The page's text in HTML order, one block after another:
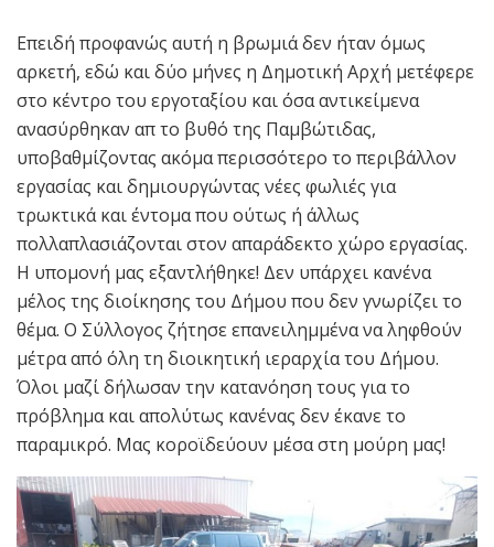
Επειδή προφανώς αυτή η βρωμιά δεν ήταν όμως
αρκετή, εδώ και δύο μήνες η Δημοτική Αρχή μετέφερε
στο κέντρο του εργοταξίου και όσα αντικείμενα
ανασύρθηκαν απ το βυθό της Παμβώτιδας,
υποβαθμίζοντας ακόμα περισσότερο το περιβάλλον
εργασίας και δημιουργώντας νέες φωλιές για
τρωκτικά και έντομα που ούτως ή άλλως
πολλαπλασιάζονται στον απαράδεκτο χώρο εργασίας.
Η υπομονή μας εξαντλήθηκε! Δεν υπάρχει κανένα
μέλος της διοίκησης του Δήμου που δεν γνωρίζει το
θέμα. Ο Σύλλογος ζήτησε επανειλημμένα να ληφθούν
μέτρα από όλη τη διοικητική ιεραρχία του Δήμου.
Όλοι μαζί δήλωσαν την κατανόηση τους για το
πρόβλημα και απολύτως κανένας δεν έκανε το
παραμικρό. Μας κοροϊδεύουν μέσα στη μούρη μας!